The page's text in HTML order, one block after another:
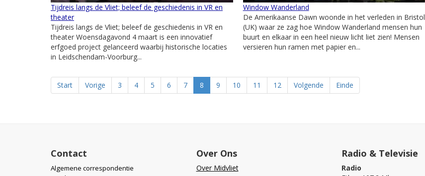
Tijdreis langs de Vliet; beleef de geschiedenis in VR en
theater
Tijdreis langs de Vliet; beleef de geschiedenis in VR en
theater Woensdagavond 4 maart is een innovatief
erfgoed project gelanceerd waarbij historische locaties
in Leidschendam-Voorburg...
Window Wanderland
De Amerikaanse Dawn woonde in het verleden in Bristol
(UK) waar ze zag hoe Window Wanderland mensen hun
buurt en elkaar in een heel nieuw licht liet zien! Mensen
versieren hun ramen met papier en...
Start Vorige 3 4 5 6 7 8 9 10 11 12 Volgende Einde
Contact
Algemene correspondentie
Over Ons
Over Midvliet
Radio & Televisie
Radio